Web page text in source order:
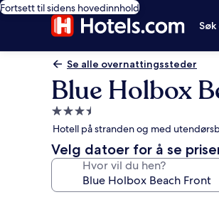
Fortsett til sidens hovedinnhold
Se alle overnattingssteder
Blue Holbox
Overnattingssted
med
3.5
stjerner
Hotell på stranden og med
Velg datoer for å se
Hvor vil du hen?